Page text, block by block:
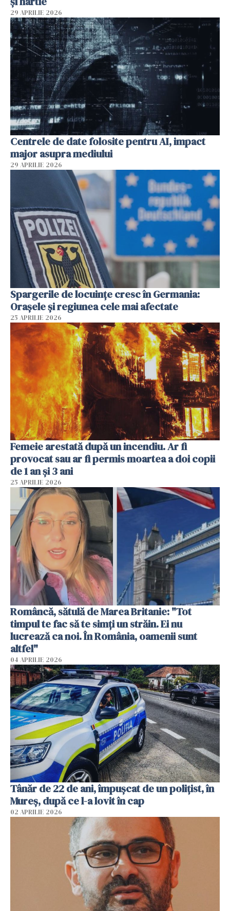
29 APRILIE 2026
Centrele de date folosite pentru AI, impact
major asupra mediului
29 APRILIE 2026
Spargerile de locuințe cresc în Germania:
Orașele și regiunea cele mai afectate
25 APRILIE 2026
Femeie arestată după un incendiu. Ar fi
provocat sau ar fi permis moartea a doi copii
de 1 an și 3 ani
25 APRILIE 2026
Româncă, sătulă de Marea Britanie: "Tot
timpul te fac să te simți un străin. Ei nu
lucrează ca noi. În România, oamenii sunt
altfel"
04 APRILIE 2026
Tânăr de 22 de ani, împușcat de un polițist, în
Mureș, după ce l-a lovit în cap
02 APRILIE 2026